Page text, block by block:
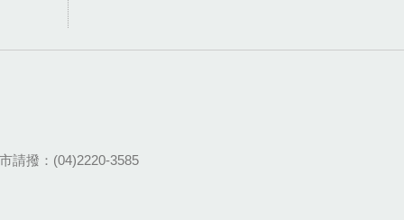
請撥：(04)2220-3585